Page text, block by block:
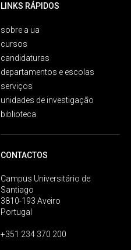
LINKS RÁPIDOS
sobre a ua
cursos
candidaturas
departamentos e escolas
serviços
unidades de investigação
biblioteca
CONTACTOS
Campus Universitário de
Santiago
3810-193 Aveiro
Portugal
+351 234 370 200